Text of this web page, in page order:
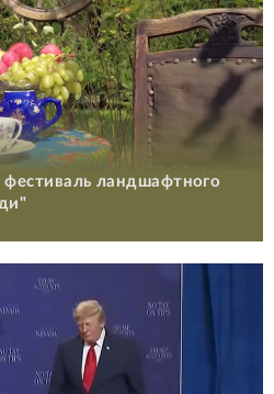
ландшафтного